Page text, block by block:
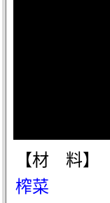
【材 料】
榨菜